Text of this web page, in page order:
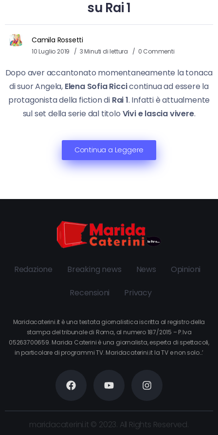
su Rai 1
Camila Rossetti
10 Luglio 2019 3 Minuti di lettura 0 Commenti
Dopo aver accantonato momentaneamente la tonaca
di suor Angela, Elena Sofia Riccicontinua ad essere la
protagonista della fiction di Rai 1. Infatti è attualmente
sul set della serie dal titolo Vivi e lascia vivere.
Continua a Leggere
Redazione Breaking news News Opinioni
Recensioni Privacy
Maridacaterini.it è una testata giornalistica iscritta al registro della
stampa del tribunale di Roma, al numero 187/2015 – P.Iva
05263700659. Marida Caterini è una giornalista, esperta di spettacoli,
in particolare di programmi TV. Maridacaterini.it la TV e non solo…’
maridacaterini.it © 2023. All Rights Reserved.